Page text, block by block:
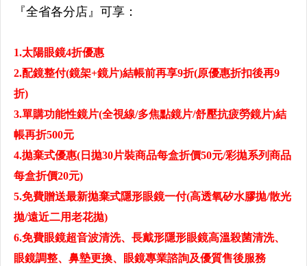
『全省各分店』可享：
1.太陽眼鏡4折優惠
2.配鏡整付(鏡架+鏡片)結帳前再享9折(原優惠折扣後再9
折)
3.單購功能性鏡片(全視線/多焦點鏡片/舒壓抗疲勞鏡片)結
帳再折500元
4.拋棄式優惠(日拋30片裝商品每盒折價50元/彩拋系列商品
每盒折價20元)
5.免費贈送最新拋棄式隱形眼鏡一付(高透氧矽水膠拋/散光
拋/遠近二用老花拋)
6.免費眼鏡超音波清洗、長戴形隱形眼鏡高溫殺菌清洗、
眼鏡調整、鼻墊更換、眼鏡專業諮詢及優質售後服務